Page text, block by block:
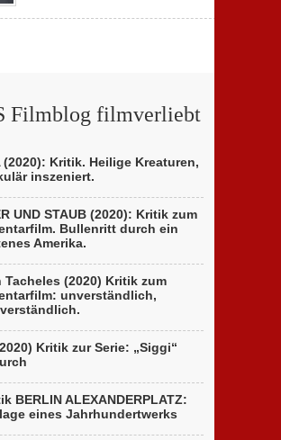
Filmblog filmverliebt
(2020): Kritik. Heilige Kreaturen,
inszeniert.
UND STAUB (2020): Kritik zum
Bullenritt durch ein
Amerika.
Tacheles (2020) Kritik zum
unverständlich,
Kritik zur Serie: „Siggi“
BERLIN ALEXANDERPLATZ:
eines Jahrhundertwerks